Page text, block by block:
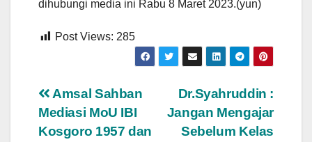
dihubungi media ini Rabu 8 Maret 2023.(yun)
Post Views: 285
Navigasi
pos
Dr.Syahruddin :
Jangan Mengajar
Sebelum Kelas
Amsal Sahban
Mediasi MoU IBI
Kosgoro 1957 dan